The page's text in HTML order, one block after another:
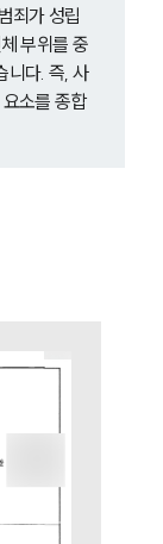
죄가 성립
부위를 중
니다. 즉, 사
소를 종합